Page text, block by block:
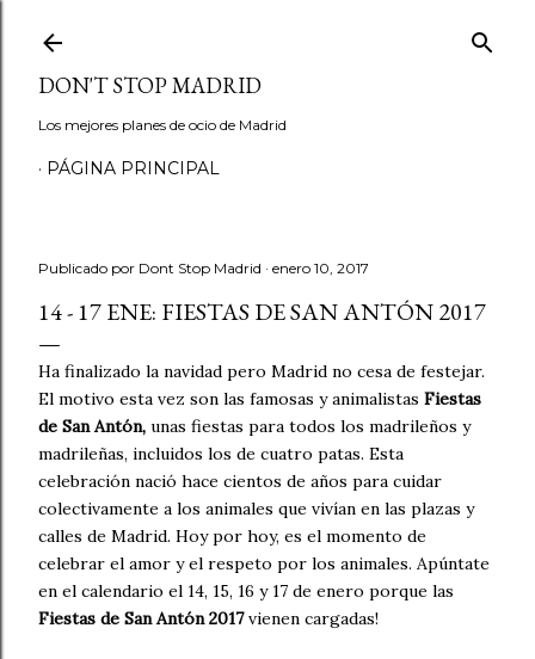
DON'T STOP MADRID
Los mejores planes de ocio de Madrid
PÁGINA PRINCIPAL
Publicado por Dont Stop Madrid enero 10, 2017
14 - 17 ENE: FIESTAS DE SAN ANTÓN 2017
Ha finalizado la navidad pero Madrid no cesa de festejar.
El motivo esta vez son las famosas y animalistas Fiestas
de San Antón, unas fiestas para todos los madrileños y
madrileñas, incluidos los de cuatro patas. Esta
celebración nació hace cientos de años para cuidar
colectivamente a los animales que vivían en las plazas y
calles de Madrid. Hoy por hoy, es el momento de
celebrar el amor y el respeto por los animales. Apúntate
en el calendario el 14, 15, 16 y 17 de enero porque las
Fiestas de San Antón 2017vienen cargadas!